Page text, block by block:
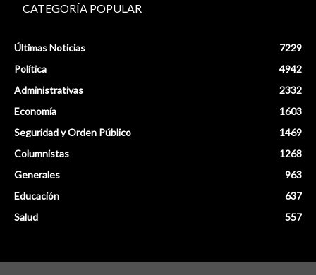
CATEGORÍA POPULAR
Últimas Noticias
7229
Política
4942
Administrativas
2332
Economía
1603
Seguridad y Orden Público
1469
Columnistas
1268
Generales
963
Educación
637
Salud
557